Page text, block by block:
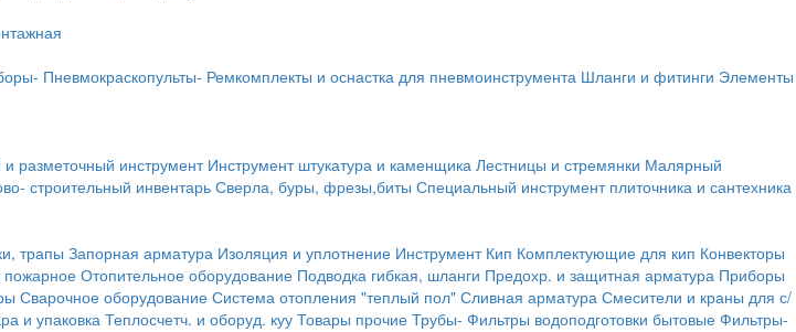
Пневмокраскопульты- Ремкомплекты и оснастка для пневмоинструмента Шланги и фитинги Элементы
разметочный инструмент Инструмент штукатура и каменщика Лестницы и стремянки Малярный
строительный инвентарь Сверла, буры, фрезы,биты Специальный инструмент плиточника и сантехника
трапы Запорная арматура Изоляция и уплотнение Инструмент Кип Комплектующие для кип Конвекторы
Отопительное оборудование Подводка гибкая, шланги Предохр. и защитная арматура Приборы
Сварочное оборудование Система отопления "теплый пол" Сливная арматура Смесители и краны для с/
и упаковка Теплосчетч. и оборуд. куу Товары прочие Трубы- Фильтры водоподготовки бытовые Фильтры-